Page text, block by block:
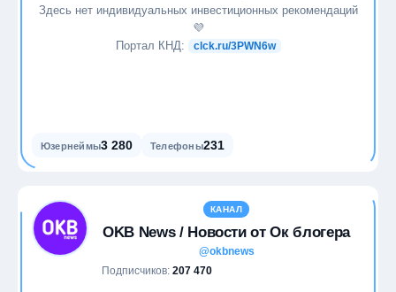
Здесь нет индивидуальных инвестиционных рекомендаций
💜
Портал КНД:
clck.ru/3PWN6w
Юзернеймы3 280 Телефоны231
КАНАЛ
OKB News / Новости от Ок блогера
@okbnews
Подписчиков: 207 470